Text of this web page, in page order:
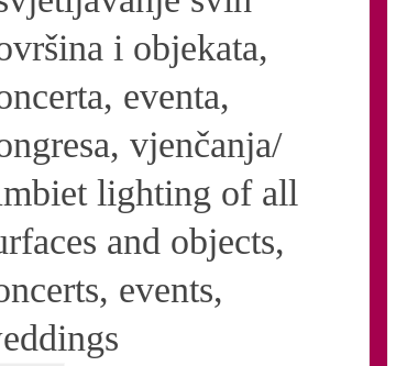
i objekata,
eventa,
vjenčanja/
lighting of all
and objects,
events,